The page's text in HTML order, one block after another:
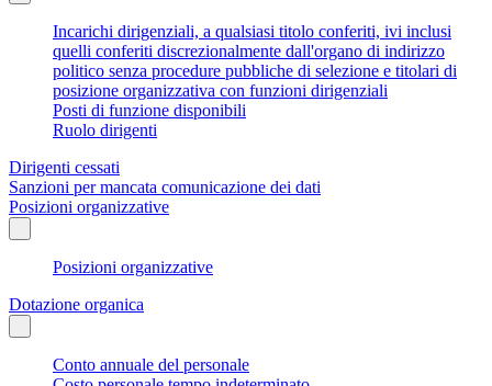
Incarichi dirigenziali, a qualsiasi titolo conferiti, ivi inclusi
quelli conferiti discrezionalmente dall'organo di indirizzo
politico senza procedure pubbliche di selezione e titolari di
posizione organizzativa con funzioni dirigenziali
Posti di funzione disponibili
Ruolo dirigenti
Dirigenti cessati
Sanzioni per mancata comunicazione dei dati
Posizioni organizzative
Posizioni organizzative
Dotazione organica
Conto annuale del personale